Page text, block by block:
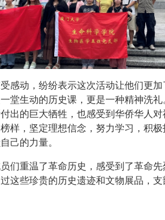
感动，纷纷表示这次活动让他们更
堂生动的历史课，更是一种精神洗
出的巨大牺牲，也感受到华侨华人
样，坚定理想信念，努力学习，积
己的力量。
们重温了革命历史，感受到了革命
这些珍贵的历史遗迹和文物展品，